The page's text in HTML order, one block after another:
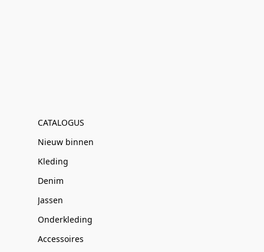
CATALOGUS
Nieuw binnen
Kleding
Denim
Jassen
Onderkleding
Accessoires